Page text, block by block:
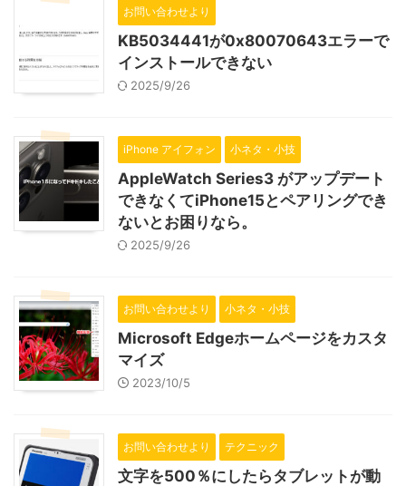
お問い合わせより
KB5034441が0x80070643エラーで
インストールできない
2025/9/26
iPhone アイフォン 小ネタ・小技
AppleWatch Series3 がアップデート
できなくてiPhone15とペアリングでき
ないとお困りなら。
2025/9/26
お問い合わせより 小ネタ・小技
Microsoft Edgeホームページをカスタ
マイズ
2023/10/5
お問い合わせより テクニック
文字を500％にしたらタブレットが動